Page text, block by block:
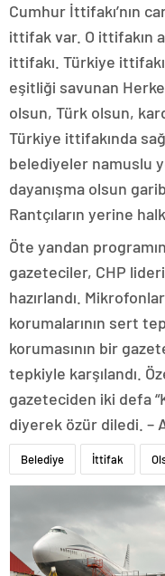
Cumhur İttifakı’nın
ittifak var. O ittifakın
ittifakı. Türkiye
eşitliği savunan
olsun, Türk olsun,
Türkiye ittifakında
belediyeler namuslu
dayanışma olsun
Rantçıların yerine
Öte yandan
gazeteciler, CHP
hazırlandı.
korumalarının sert
korumasının bir
tepkiyle karşılandı.
gazeteciden iki defa
diyerek özür diledi. –
Belediye İttifak